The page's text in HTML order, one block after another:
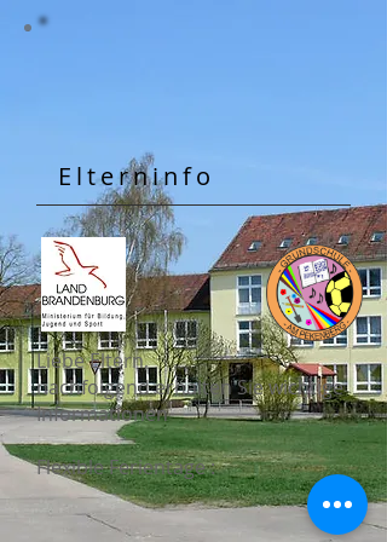
​Elterninfo
Liebe Eltern,
nachfolgend erhalten Sie wichtige
Informationen
Flexible Ferientage :